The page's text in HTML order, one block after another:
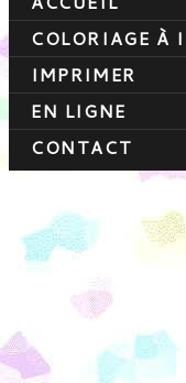
COLORIAGE À
IMPRIMER
EN LIGNE
CONTACT